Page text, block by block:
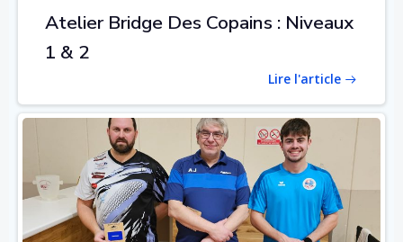
Atelier Bridge Des Copains : Niveaux
1 & 2
Lire l'article